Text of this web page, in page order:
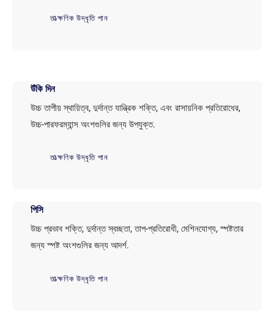
তাত্ক্ষণিক উদ্ধৃতি পান
উঁকি দিন
উচ্চ তাপীয় স্থায়িত্ব, দুর্দান্ত যান্ত্রিক শক্তি, এবং রাসায়নিক প্রতিরোধের,
উচ্চ-পারফরম্যান্স অংশগুলির জন্য উপযুক্ত.
তাত্ক্ষণিক উদ্ধৃতি পান
পিসি
উচ্চ প্রভাব শক্তি, দুর্দান্ত স্বচ্ছতা, তাপ-প্রতিরোধী, মেশিনযোগ্য, স্পষ্টতার
জন্য স্পষ্ট অংশগুলির জন্য আদর্শ.
তাত্ক্ষণিক উদ্ধৃতি পান